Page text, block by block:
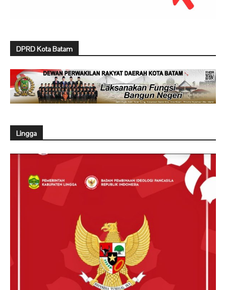
DPRD Kota Batam
Lingga